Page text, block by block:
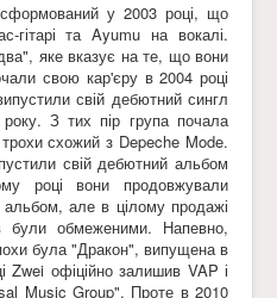
у 2003 році, що
гітарі та Ayumu на вокалі.
яке вказує на те, що вони
свою кар'єру в 2004 році
свій дебютний сингл
З тих пір група почала
схожий з Depeche Mode.
свій дебютний альбом
році вони продовжували
але в цілому продажі
були обмеженими. Напевно,
була "Дракон", випущена в
Zwei офіційно залишив VAP і
Music Group". Проте в 2010